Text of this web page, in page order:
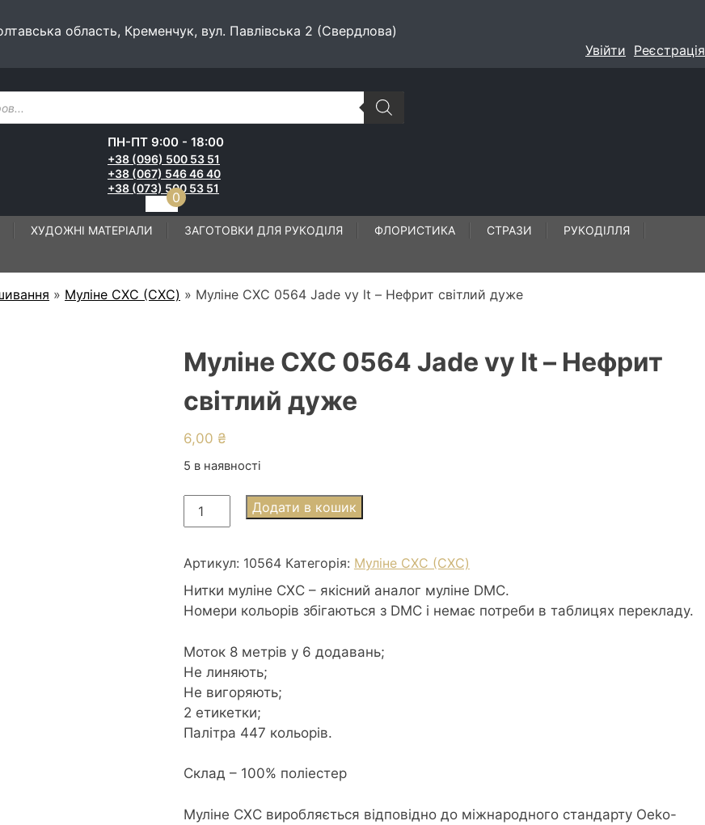
область, Кременчук, вул. Павлівська 2 (Свердлова)
Увійти Реєстрація
ПН-ПТ 9:00 - 18:00
+38 (096) 500 53 51
+38 (067) 546 46 40
+38 (073) 500 53 51
0
ХУДОЖНІ МАТЕРІАЛИ ЗАГОТОВКИ ДЛЯ РУКОДІЛЯ ФЛОРИСТИКА СТРАЗИ РУКОДІЛЛЯ
» Муліне СХС (CXC) » Муліне СХС 0564 Jade vy lt – Нефрит світлий дуже
Муліне СХС 0564 Jade vy lt – Нефрит
світлий дуже
6,00 ₴
5 в наявності
Муліне
СХС
Jade
vy
lt
-
світлий
дуже
кількість
Додати в кошик
Артикул: 10564 Категорія: Муліне СХС (CXC)
Нитки муліне СХС – якісний аналог муліне DMC.
Номери кольорів збігаються з DMC і немає потреби в таблицях перекладу.
Моток 8 метрів у 6 додавань;
Не линяють;
Не вигоряють;
2 етикетки;
Палітра 447 кольорів.
Склад – 100% поліестер
Муліне CXC виробляється відповідно до міжнародного стандарту Oeko-